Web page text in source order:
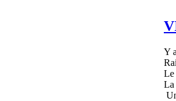
Y
Le
La